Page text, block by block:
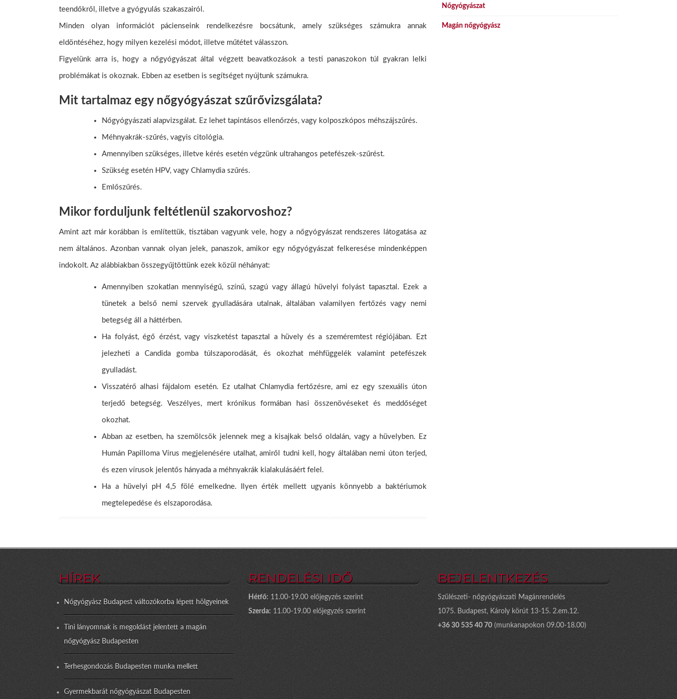
teendőkről, illetve a gyógyulás szakaszairól.
Minden olyan információt pácienseink rendelkezésre bocsátunk, amely szükséges számukra annak
eldöntéséhez, hogy milyen kezelési módot, illetve műtétet válasszon.
Figyelünk arra is, hogy a nőgyógyászat által végzett beavatkozások a testi panaszokon túl gyakran lelki
problémákat is okoznak. Ebben az esetben is segítséget nyújtunk számukra.
Mit tartalmaz egy nőgyógyászat szűrővizsgálata?
Nőgyógyászati alapvizsgálat. Ez lehet tapintásos ellenőrzés, vagy kolposzkópos méhszájszűrés.
Méhnyakrák-szűrés, vagyis citológia.
Amennyiben szükséges, illetve kérés esetén végzünk ultrahangos petefészek-szűrést.
Szükség esetén HPV, vagy Chlamydia szűrés.
Emlőszűrés.
Mikor forduljunk feltétlenül szakorvoshoz?
Amint azt már korábban is említettük, tisztában vagyunk vele, hogy a nőgyógyászat rendszeres látogatása az
nem általános. Azonban vannak olyan jelek, panaszok, amikor egy nőgyógyászat felkeresése mindenképpen
indokolt. Az alábbiakban összegyűjtöttünk ezek közül néhányat:
Amennyiben szokatlan mennyiségű, színű, szagú vagy állagú hüvelyi folyást tapasztal. Ezek a
tünetek a belső nemi szervek gyulladására utalnak, általában valamilyen fertőzés vagy nemi
betegség áll a háttérben.
Ha folyást, égő érzést, vagy viszketést tapasztal a hüvely és a szeméremtest régiójában. Ezt
jelezheti a Candida gomba túlszaporodását, és okozhat méhfüggelék valamint petefészek
gyulladást.
Visszatérő alhasi fájdalom esetén. Ez utalhat Chlamydia fertőzésre, ami ez egy szexuális úton
terjedő betegség. Veszélyes, mert krónikus formában hasi összenövéseket és meddőséget
okozhat.
Abban az esetben, ha szemölcsök jelennek meg a kisajkak belső oldalán, vagy a hüvelyben. Ez
Humán Papilloma Vírus megjelenésére utalhat, amiről tudni kell, hogy általában nemi úton terjed,
és ezen vírusok jelentős hányada a méhnyakrák kialakulásáért felel.
Ha a hüvelyi pH 4,5 fölé emelkedne. Ilyen érték mellett ugyanis könnyebb a baktériumok
megtelepedése és elszaporodása.
Nőgyógyászat
Magán nőgyógyász
HÍREK
Nőgyógyász Budapest változókorba lépett hölgyeinek
Tini lányomnak is megoldást jelentett a magán
nőgyógyász Budapesten
Terhesgondozás Budapesten munka mellett
Gyermekbarát nőgyógyászat Budapesten
RENDELÉSI IDŐ
Hétfő: 11.00-19.00 előjegyzés szerint
Szerda: 11.00-19.00 előjegyzés szerint
BEJELENTKEZÉS
Szülészeti- nőgyógyászati Magánrendelés
1075. Budapest, Károly körút 13-15. 2.em.12.
+36 30 535 40 70 (munkanapokon 09.00-18.00)